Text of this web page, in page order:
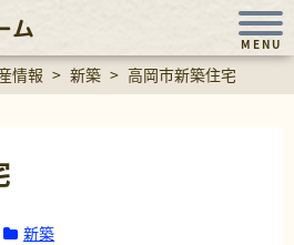
ム
MENU
情報 > 新築 > 高岡市新築住宅
新築